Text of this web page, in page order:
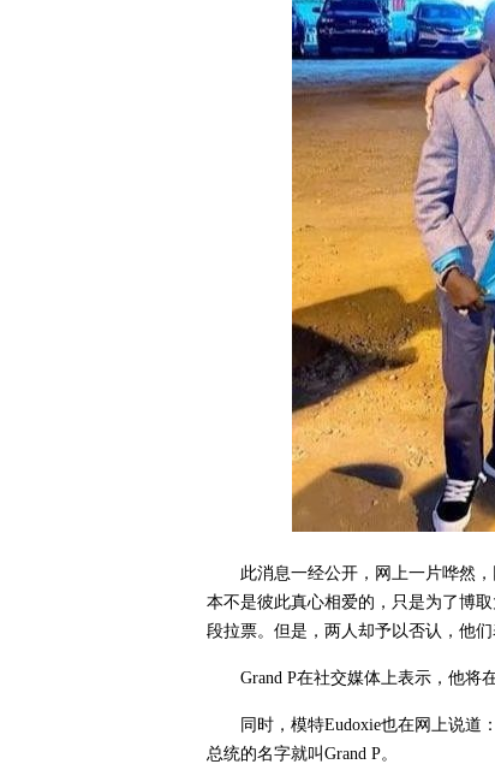
此消息一经公开，网上一片哗然
本不是彼此真心相爱的，只是为了博
段拉票。但是，两人却予以否认，他
Grand P在社交媒体上表示，他将
同时，模特Eudoxie也在网上说
总统的名字就叫Grand P。